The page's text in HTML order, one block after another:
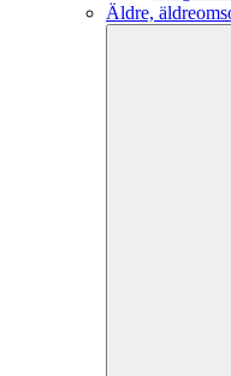
Äldre,